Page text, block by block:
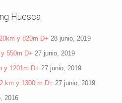
Huesca
y 820m D+ 28 junio, 2019
550m D+ 27 junio, 2019
y 1201m D+ 27 junio, 2019
km y 1300 m D+ 27 junio, 2019
2016